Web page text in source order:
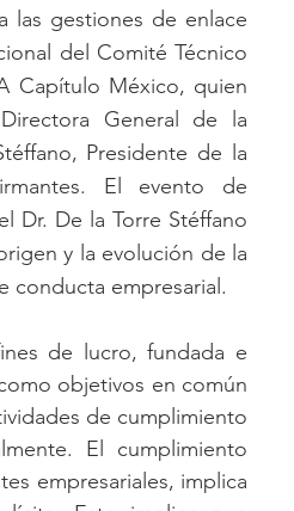
las gestiones de enlace
del Comité Técnico
Capítulo México, quien
General de la
Presidente de la
El evento de
Dr. De la Torre Stéffano
y la evolución de la
conducta empresarial.
de lucro, fundada e
objetivos en común
de cumplimiento
El cumplimiento
empresariales, implica